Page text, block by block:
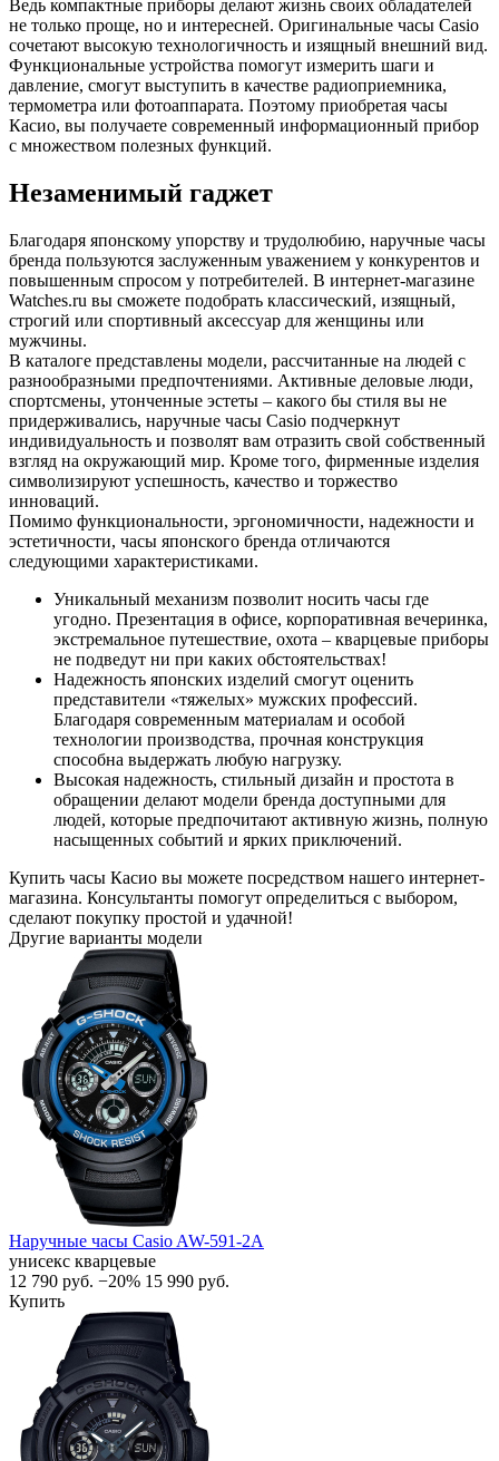
Ведь компактные приборы делают жизнь своих обладателей
не только проще, но и интересней. Оригинальные часы Casio
сочетают высокую технологичность и изящный внешний вид.
Функциональные устройства помогут измерить шаги и
давление, смогут выступить в качестве радиоприемника,
термометра или фотоаппарата. Поэтому приобретая часы
Касио, вы получаете современный информационный прибор
с множеством полезных функций.
Незаменимый гаджет
Благодаря японскому упорству и трудолюбию, наручные часы
бренда пользуются заслуженным уважением у конкурентов и
повышенным спросом у потребителей. В интернет-магазине
Watches.ru вы сможете подобрать классический, изящный,
строгий или спортивный аксессуар для женщины или
мужчины.
В каталоге представлены модели, рассчитанные на людей с
разнообразными предпочтениями. Активные деловые люди,
спортсмены, утонченные эстеты – какого бы стиля вы не
придерживались, наручные часы Casio подчеркнут
индивидуальность и позволят вам отразить свой собственный
взгляд на окружающий мир. Кроме того, фирменные изделия
символизируют успешность, качество и торжество
инноваций.
Помимо функциональности, эргономичности, надежности и
эстетичности, часы японского бренда отличаются
следующими характеристиками.
Уникальный механизм позволит носить часы где
угодно. Презентация в офисе, корпоративная вечеринка,
экстремальное путешествие, охота – кварцевые приборы
не подведут ни при каких обстоятельствах!
Надежность японских изделий смогут оценить
представители «тяжелых» мужских профессий.
Благодаря современным материалам и особой
технологии производства, прочная конструкция
способна выдержать любую нагрузку.
Высокая надежность, стильный дизайн и простота в
обращении делают модели бренда доступными для
людей, которые предпочитают активную жизнь, полную
насыщенных событий и ярких приключений.
Купить часы Касио вы можете посредством нашего интернет-
магазина. Консультанты помогут определиться с выбором,
сделают покупку простой и удачной!
Другие варианты модели
Наручные часы Casio AW-591-2A
унисекс кварцевые
12 790 руб. −20% 15 990 руб.
Купить